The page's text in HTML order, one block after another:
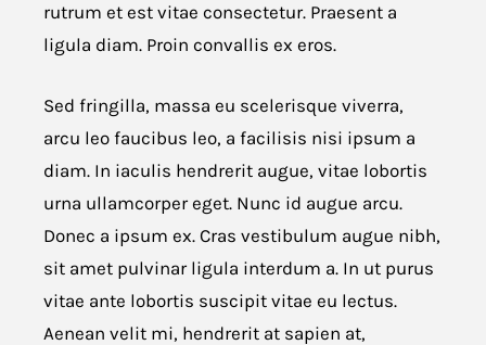
rutrum et est vitae consectetur. Praesent a
ligula diam. Proin convallis ex eros.
Sed fringilla, massa eu scelerisque viverra,
arcu leo faucibus leo, a facilisis nisi ipsum a
diam. In iaculis hendrerit augue, vitae lobortis
urna ullamcorper eget. Nunc id augue arcu.
Donec a ipsum ex. Cras vestibulum augue nibh,
sit amet pulvinar ligula interdum a. In ut purus
vitae ante lobortis suscipit vitae eu lectus.
Aenean velit mi, hendrerit at sapien at,